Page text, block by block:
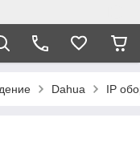
Dahua IP